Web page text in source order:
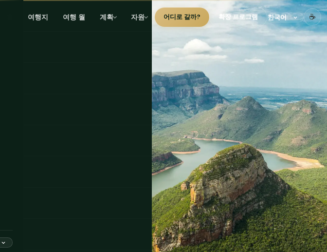
여행지 여행 월 계획 자원 어디로 갈까? 확장 프로그램 ☕